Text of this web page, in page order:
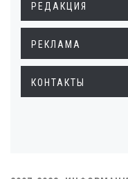
РЕДАКЦИЯ
РЕКЛАМА
КОНТАКТЫ